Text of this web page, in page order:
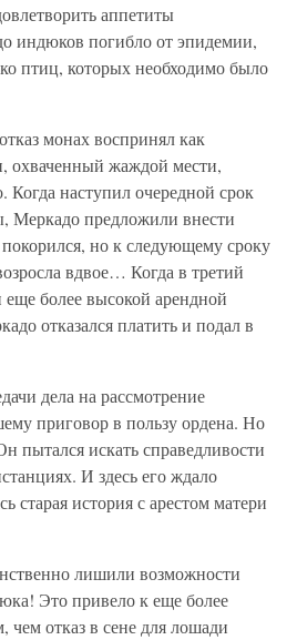
аппетиты
индюков погибло от эпидемии,
птиц, которых необходимо было
монах воспринял как
охваченный жаждой мести,
наступил очередной срок
Меркадо предложили внести
но к следующему сроку
вдвое… Когда в третий
еще более высокой арендной
отказался платить и подал в
дела на рассмотрение
приговор в пользу ордена. Но
пытался искать справедливости
И здесь его ждало
старая история с арестом матери
лишили возможности
Это привело к еще более
чем отказ в сене для лошади